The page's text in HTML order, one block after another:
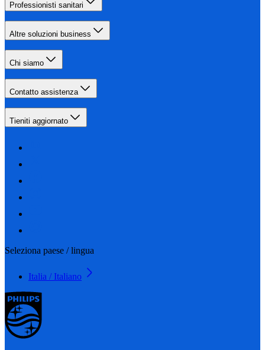
Professionisti sanitari
Altre soluzioni business
Chi siamo
Contatto assistenza
Tieniti aggiornato
Seleziona paese / lingua
Italia / Italiano